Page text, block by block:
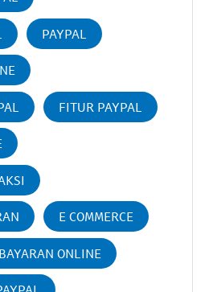
PAYPAL
FITUR PAYPAL
E COMMERCE
ONLINE